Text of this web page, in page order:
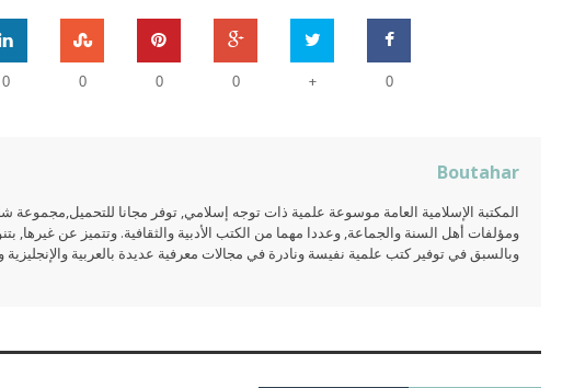
0
+
0
0
0
0
Boutahar
المكتبة الإسلامية العامة موسوعة علمية ذات توجه إسلامي, توفر مجانا للتحميل,مجموعة
ومؤلفات أهل السنة والجماعة, وعددا مهما من الكتب الأدبية والثقافية. وتتميز عن غيرها,
وبالسبق في توفير كتب علمية نفيسة ونادرة في مجالات معرفية عديدة بالعربية والإنجليزية
مروان بن جابر الجهني يناير 6, 2024
لدي بحث أرغب بتحكيمه ماهو السبيل الى ذلك؟ وبكم التحكيم